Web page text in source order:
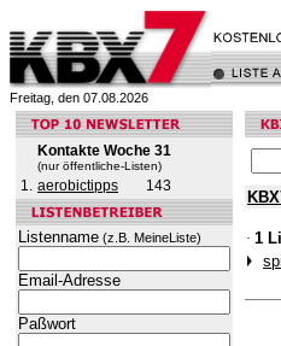
Freitag, den 07.08.2026
Kontakte Woche 31
(nur öffentliche-Listen)
1. aerobictipps 143
Listenname (z.B. MeineListe)
Email-Adresse
Paßwort
1